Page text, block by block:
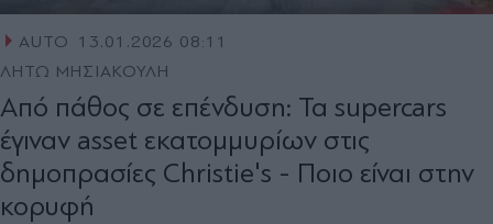
AUTO
13.01.2026 08:11
ΛΗΤΩ ΜΗΣΙΑΚΟΥΛΗ
Από πάθος σε επένδυση: Τα supercars
έγιναν asset εκατομμυρίων στις
δημοπρασίες Christie's - Ποιο είναι στην
κορυφή